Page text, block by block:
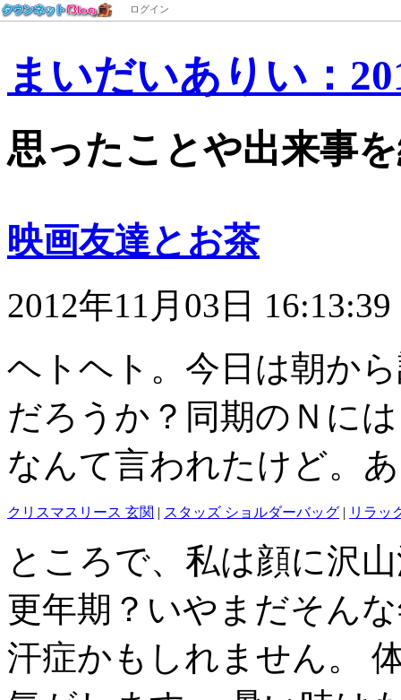
ログイン
まいだいありい：
思ったことや出来事
映画友達とお茶
2012年11月03日 16:13:39
ヘトヘト。今日は朝か
だろうか？同期のＮに
なんて言われたけど。
クリスマスリース 玄関 | スタッズ ショルダーバッグ | リラッ
ところで、私は顔に沢
更年期？いやまだそん
汗症かもしれません。